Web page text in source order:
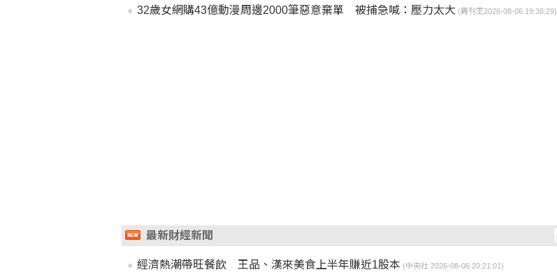
32歲女網購43億動漫周邊2000筆惡意棄單 被捕急喊：壓力太大 (周刊王2026-08-06 19:38:29)
最新財經新聞
經濟熱潮帶旺餐飲 王品、漢來美食上半年賺近1股本 (中央社 2026-08-06 20:21:01)